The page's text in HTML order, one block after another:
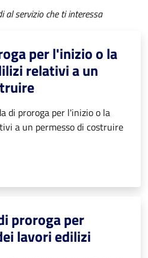
al servizio che ti interessa
per l'inizio o la
relativi a un
di proroga per l'inizio o la
a un permesso di costruire
proroga per
lavori edilizi